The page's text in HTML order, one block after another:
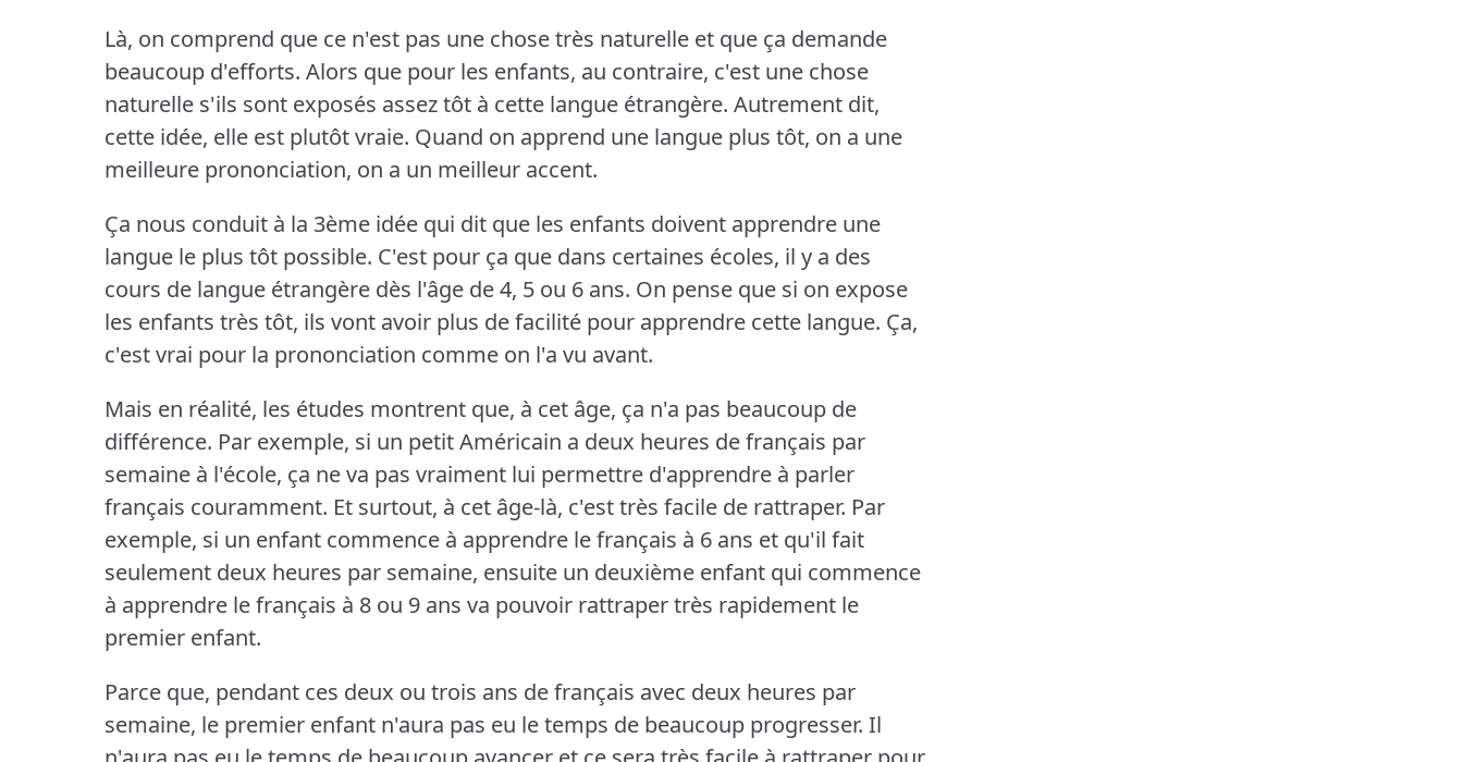
Là, on comprend que ce n'est pas une chose très naturelle et que ça demande
beaucoup d'efforts. Alors que pour les enfants, au contraire, c'est une chose
naturelle s'ils sont exposés assez tôt à cette langue étrangère. Autrement dit,
cette idée, elle est plutôt vraie. Quand on apprend une langue plus tôt, on a une
meilleure prononciation, on a un meilleur accent.
Ça nous conduit à la 3ème idée qui dit que les enfants doivent apprendre une
langue le plus tôt possible. C'est pour ça que dans certaines écoles, il y a des
cours de langue étrangère dès l'âge de 4, 5 ou 6 ans. On pense que si on expose
les enfants très tôt, ils vont avoir plus de facilité pour apprendre cette langue. Ça,
c'est vrai pour la prononciation comme on l'a vu avant.
Mais en réalité, les études montrent que, à cet âge, ça n'a pas beaucoup de
différence. Par exemple, si un petit Américain a deux heures de français par
semaine à l'école, ça ne va pas vraiment lui permettre d'apprendre à parler
français couramment. Et surtout, à cet âge-là, c'est très facile de rattraper. Par
exemple, si un enfant commence à apprendre le français à 6 ans et qu'il fait
seulement deux heures par semaine, ensuite un deuxième enfant qui commence
à apprendre le français à 8 ou 9 ans va pouvoir rattraper très rapidement le
premier enfant.
Parce que, pendant ces deux ou trois ans de français avec deux heures par
semaine, le premier enfant n'aura pas eu le temps de beaucoup progresser. Il